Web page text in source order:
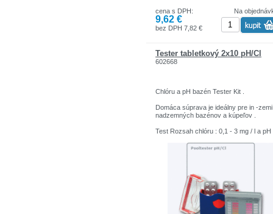
Na
cena s DPH:
9,62 €
bez DPH 7,82 €
Tester tabletkový 2x10 pH/Cl
602668
Chlóru a pH bazén Tester Kit .
Domáca súprava je ideálny pre in -
nadzemných bazénov a kúpeľov .
Test Rozsah chlóru : 0,1 - 3 mg / l a pH